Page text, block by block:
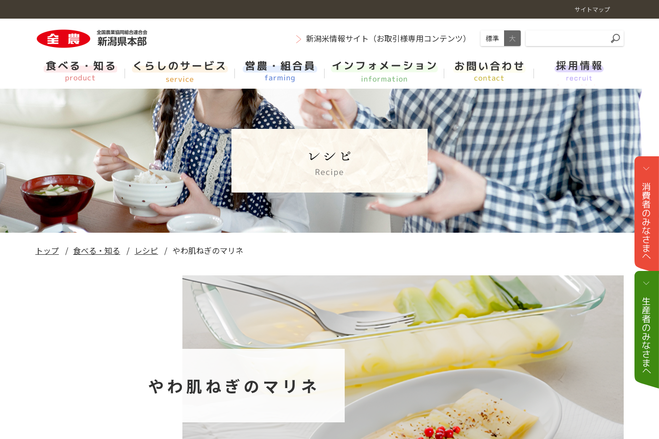
サイトマップ
新潟米情報サイト（お取引様専用コンテンツ） 標準 大
食べる・知るのトップへ 新潟米 やさい・くだもの
新潟の切花 お肉 レシピ
くらしのサービスのトップへ エーコープマーク品 ＪＡくらしの宅配便
県内Aコープ一覧・ＪＡ直売所 ＪＡ葬祭 ガソリンスタンド（ＪＡーＳＳ）
クミアイプロパン ＪＡでんき
営農・組合員のトップへ 営農レポートバックナンバー 肥料情報
農業機械と農業関連施設 担い手・営農支援 家畜市場情報
インフォメーションのトップへ 組織・機構紹介 事業紹介
施設・子会社等の紹介 SDGs（持続可能な開発目標）等に貢献する取組み リンク集
CM・動画ライブラリー
採用情報のトップへ 新卒採用 総合職（事務系・県域コース新潟） 新卒採用 総合職（技術系・県域コース新潟）
新卒採用 担当職（短大卒程度・事務系・県域コース
第二新卒採用 キャリア（中途）採用
福利厚生 よくある質問
トップ 食べる・知る レシピ やわ肌ねぎのマリネ
やわ肌ねぎのマリネ